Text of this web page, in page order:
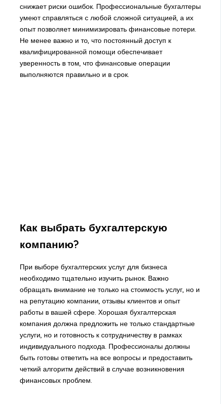
снижает риски ошибок. Профессиональные бухгалтеры
умеют справляться с любой сложной ситуацией, а их
опыт позволяет минимизировать финансовые потери.
Не менее важно и то, что постоянный доступ к
квалифицированной помощи обеспечивает
уверенность в том, что финансовые операции
выполняются правильно и в срок.
Как выбрать бухгалтерскую
компанию?
При выборе бухгалтерских услуг для бизнеса
необходимо тщательно изучить рынок. Важно
обращать внимание не только на стоимость услуг, но и
на репутацию компании, отзывы клиентов и опыт
работы в вашей сфере. Хорошая бухгалтерская
компания должна предложить не только стандартные
услуги, но и готовность к сотрудничеству в рамках
индивидуального подхода. Профессионалы должны
быть готовы ответить на все вопросы и предоставить
четкий алгоритм действий в случае возникновения
финансовых проблем.